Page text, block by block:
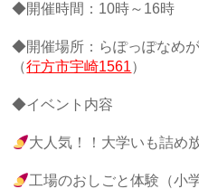
◆開催時間：10時～16時
◆開催場所：らぽっぽなめ
（行方市宇崎1561）
◆イベント内容
大人気！！大学いも詰め
工場のおしごと体験（小